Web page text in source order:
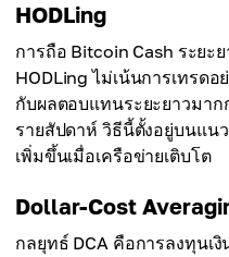
HODLing
การถือ Bitcoin Cash ระยะ
HODLing ไม่เน้นการเทรด
กับผลตอบแทนระยะยาวมาก
รายสัปดาห์ วิธีนี้ตั้งอยู่บนแน
เพิ่มขึ้นเมื่อเครือข่ายเติบโต
Dollar-Cost
กลยุทธ์ DCA คือการลงทุนเ